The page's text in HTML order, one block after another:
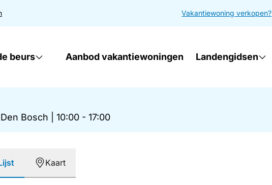
Vakantiewoning verkopen?
beurs Aanbod vakantiewoningen Landengidsen
Bosch 10:00 - 17:00
Kaart